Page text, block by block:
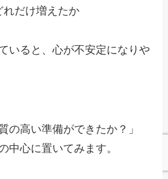
れだけ増えたか
いると、心が不安定になりや
の高い準備ができたか？」
中心に置いてみます。